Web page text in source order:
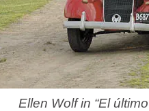
Ellen Wolf in “El